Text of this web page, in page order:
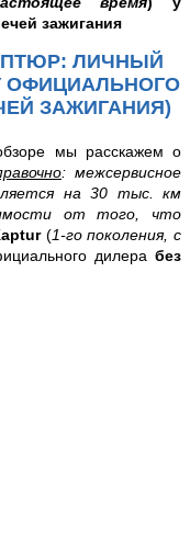
зажигания
ЛИЧНЫЙ
ОФИЦИАЛЬНОГО
ЗАЖИГАНИЯ)
мы расскажем о
: межсервисное
на 30 тыс. км
от того, что
(1-го поколения, с
дилера без